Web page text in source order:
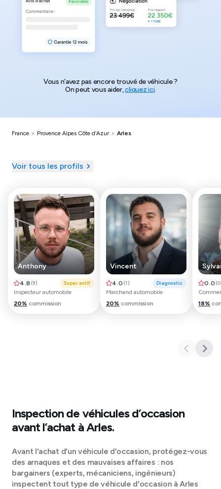
Vous n’avez pas encore trouvé de véhicule ?
On peut vous aider,cliquez ici.
France > Provence Alpes Côte d’Azur > Arles
Voir tous les profils
Anthony
4.8 (9) Super actif
Inspecteur automobile
20% commission
Vincent
4.0 (1) Diagnostic
Marchand automobile
20% commission
0.0 (0
18%
Inspection de véhicules d’occasion
avant l’achat àArles.
Avant l'achat d'un véhicule d'occasion, protégez-vous
des arnaques et des mauvaises affaires : nos
bargainers (experts, mécaniciens, ingénieurs)
inspectent tout type de véhicule d'occasion à Arles